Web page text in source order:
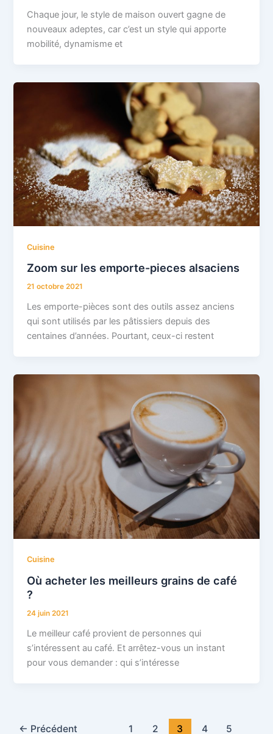
Chaque jour, le style de maison ouvert gagne de
nouveaux adeptes, car c’est un style qui apporte
mobilité, dynamisme et
Cuisine
Zoom sur les emporte-pieces alsaciens
21 octobre 2021
Les emporte-pièces sont des outils assez anciens
qui sont utilisés par les pâtissiers depuis des
centaines d’années. Pourtant, ceux-ci restent
Cuisine
Où acheter les meilleurs grains de café
?
24 juin 2021
Le meilleur café provient de personnes qui
s’intéressent au café. Et arrêtez-vous un instant
pour vous demander : qui s’intéresse
← Précédent 1 2 3 4
5